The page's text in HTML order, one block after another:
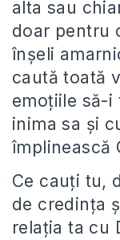
alta sau
doar pentru
înşeli
caută toată
emoţiile să-i
inima sa şi
împlinească
Ce cauţi tu,
de credinţa
relaţia ta cu